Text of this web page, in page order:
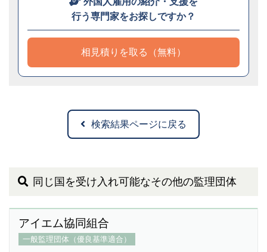
行う専門家をお探しですか？
相見積りを取る（無料）
検索結果ページに戻る
同じ国を受け入れ可能なその他の監理団体
アイエム協同組合
一般監理団体（優良基準適合）